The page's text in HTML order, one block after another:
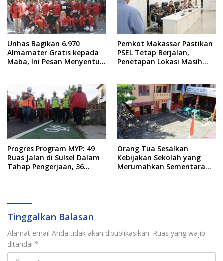
Unhas Bagikan 6.970
Almamater Gratis kepada
Maba, Ini Pesan Menyentuh
Pemkot Makassar Pastikan
PSEL Tetap Berjalan,
Penetapan Lokasi Masih
Progres Program MYP: 49
Ruas Jalan di Sulsel Dalam
Tahap Pengerjaan, 36
Orang Tua Sesalkan
Kebijakan Sekolah yang
Merumahkan Sementara
Tinggalkan Balasan
Alamat email Anda tidak akan dipublikasikan. Ruas yang wajib
ditandai *